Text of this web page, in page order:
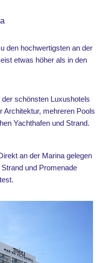
den hochwertigsten an der
etwas höher als in den
der schönsten Luxushotels
Architektur, mehreren Pools
Yachthafen und Strand.
an der Marina gelegen
und Promenade